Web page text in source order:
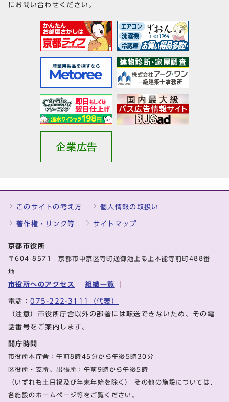
にお問い合わせください。
このサイトの考え方 個人情報の取扱い
著作権・リンク等 サイトマップ
京都市役所
〒604-8571 京都市中京区寺町通御池上る上本能寺前町488番
地
市役所へのアクセス 組織一覧
電話：075-222-3111（代表）
（注意）市役所庁舎以外の部署には転送できないため、その電
話番号をご案内します。
開庁時間
市役所本庁舎：午前8時45分から午後5時30分
区役所・支所、出張所：午前9時から午後5時
（いずれも土日祝及び年末年始を除く） その他の施設については、
各施設のホームページ等をご覧ください。